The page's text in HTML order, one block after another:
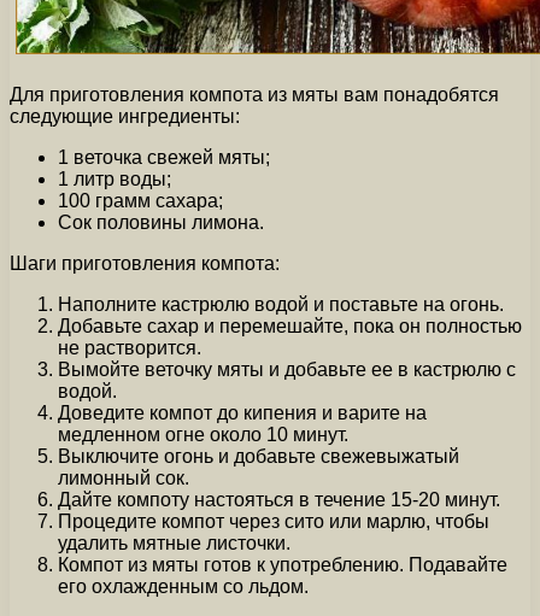
Для приготовления компота из мяты вам понадобятся
следующие ингредиенты:
1 веточка свежей мяты;
1 литр воды;
100 грамм сахара;
Сок половины лимона.
Шаги приготовления компота:
Наполните кастрюлю водой и поставьте на огонь.
Добавьте сахар и перемешайте, пока он полностью
не растворится.
Вымойте веточку мяты и добавьте ее в кастрюлю с
водой.
Доведите компот до кипения и варите на
медленном огне около 10 минут.
Выключите огонь и добавьте свежевыжатый
лимонный сок.
Дайте компоту настояться в течение 15-20 минут.
Процедите компот через сито или марлю, чтобы
удалить мятные листочки.
Компот из мяты готов к употреблению. Подавайте
его охлажденным со льдом.